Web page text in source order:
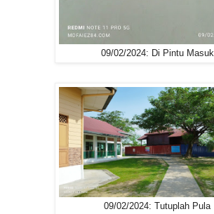
09/02/2024: Di Pintu Masuk
09/02/2024: Tutuplah Pula